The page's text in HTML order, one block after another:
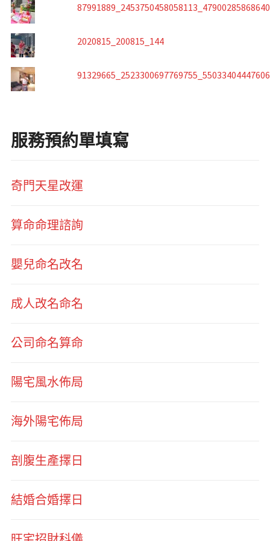
2020815_200815_144
服務預約單填寫
奇門天星改運
算命命理諮詢
嬰兒命名改名
成人改名命名
公司命名算命
陽宅風水佈局
海外陽宅佈局
剖腹生產擇日
結婚合婚擇日